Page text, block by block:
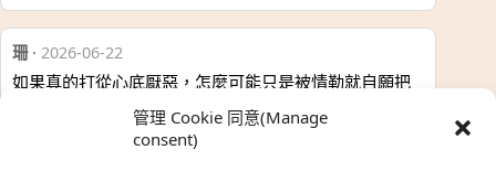
管理 Cookie 同意(Manage
consent)
珊· 2026-06-22
如果真的打從心底厭惡，怎麼可能只是被情勒就自願把